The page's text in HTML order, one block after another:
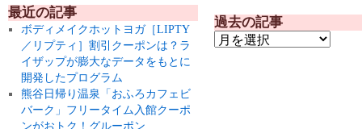
最近の記事
ボディメイクホットヨガ［LIPTY
／リプティ］割引クーポンは？ラ
イザップが膨大なデータをもとに
開発したプログラム
熊谷日帰り温泉「おふろカフェビ
バーク」フリータイム入館クーポ
ンがおトク！グルーポン
過去の記事